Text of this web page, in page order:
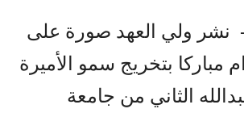
نشر ولي العهد صورة على
مباركا بتخريج سمو الأميرة
الثاني من جامعة